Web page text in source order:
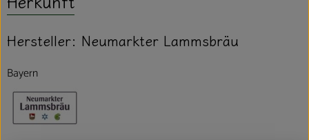
Hersteller: Neumarkter Lammsbräu
Bayern